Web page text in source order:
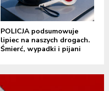
POLICJA podsumowuje
lipiec na naszych drogach.
Śmierć, wypadki i pijani